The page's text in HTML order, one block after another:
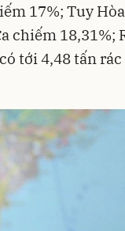
17%; Tuy
chiếm 18,31%;
tới 4,48 tấn